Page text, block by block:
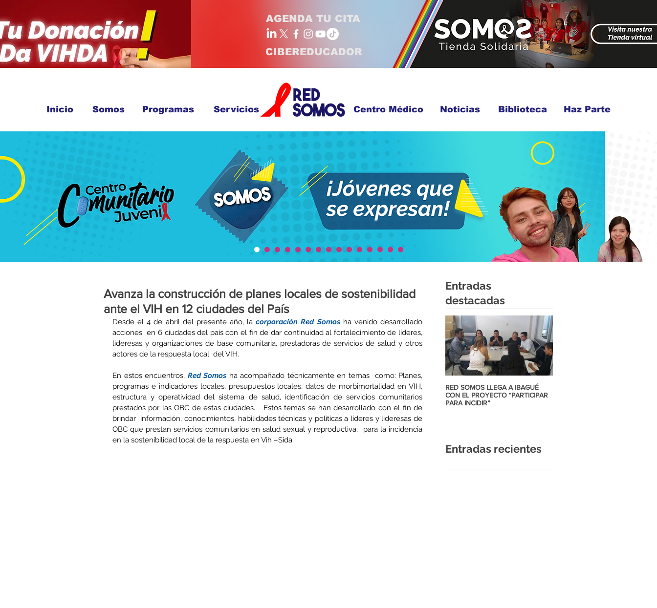
AGENDA TU CITA
CIBEREDUCADOR
Inicio Somos Programas Servicios Centro Médico Noticias Biblioteca Haz Parte
Avanza la construcción de planes locales de sostenibilidad
ante el VIH en 12 ciudades del País
Desde el 4 de abril del presente año, la corporación Red Somos ha venido desarrollado
acciones  en 6 ciudades del país con el fin de dar continuidad al fortalecimiento de líderes,
lideresas y organizaciones de base comunitaria, prestadoras de servicios de salud y otros
actores de la respuesta local  del VIH.
En estos encuentros, Red Somos ha acompañado técnicamente en temas  como: Planes,
programas e indicadores locales, presupuestos locales, datos de morbimortalidad en VIH,
estructura y operatividad del sistema de salud, identificación de servicios comunitarios
prestados por las OBC de estas ciudades.   Estos temas se han desarrollado con el fin de
brindar  información, conocimientos, habilidades técnicas y políticas a líderes y lideresas de
OBC que prestan servicios comunitarios en salud sexual y reproductiva,  para la incidencia
en la sostenibilidad local de la respuesta en Vih –Sida.
Entradas
destacadas
RED SOMOS LLEGA A IBAGUÉ
CON EL PROYECTO “PARTICIPAR
PARA INCIDIR”
Entradas recientes